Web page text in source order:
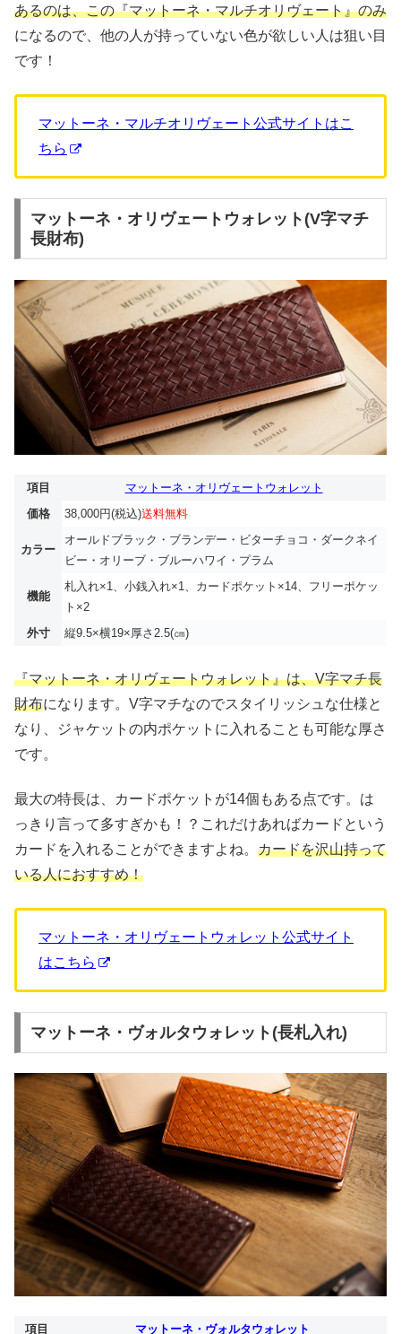
あるのは、この『マットーネ・マルチオリヴェート』のみ
になるので、他の人が持っていない色が欲しい人は狙い目
です！
マットーネ・マルチオリヴェート公式サイトはこ
ちら
マットーネ・オリヴェートウォレット(V字マチ
長財布)
項目
マットーネ・オリヴェートウォレット
価格
38,000円(税込)送料無料
カラー
オールドブラック・ブランデー・ビターチョコ・ダークネイ
ビー・オリーブ・ブルーハワイ・プラム
機能
札入れ×1、小銭入れ×1、カードポケット×14、フリーポケッ
ト×2
外寸
縦9.5×横19×厚さ2.5(㎝)
『マットーネ・オリヴェートウォレット』は、V字マチ長
財布になります。V字マチなのでスタイリッシュな仕様と
なり、ジャケットの内ポケットに入れることも可能な厚さ
です。
最大の特長は、カードポケットが14個もある点です。は
っきり言って多すぎかも！？これだけあればカードという
カードを入れることができますよね。 カードを沢山持って
いる人におすすめ！
マットーネ・オリヴェートウォレット公式サイト
はこちら
マットーネ・ヴォルタウォレット(長札入れ)
項目 マットーネ・ヴォルタウォレット